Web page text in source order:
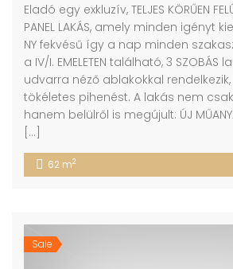
Eladó egy exkluzív, TELJES KÖRŰEN
PANEL LAKÁS, amely minden igényt
NY fekvésű így a nap minden
a IV/I. EMELETEN található, 3 SZOBÁS
udvarra néző ablakokkal
tökéletes pihenést. A lakás nem
hanem belülről is megújult: ÚJ
[…]
62 m2
Sale